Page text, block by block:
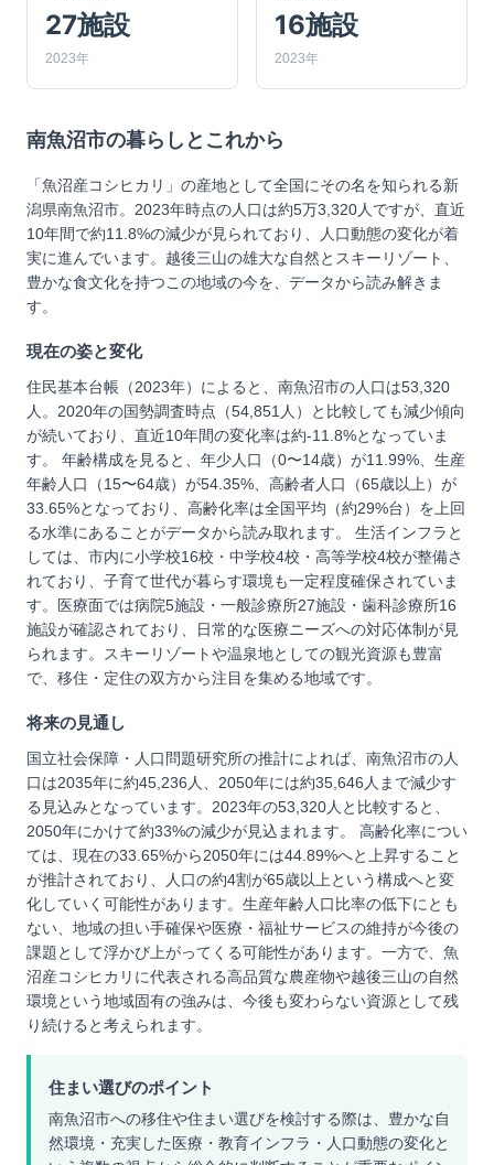
27施設
2023年
16施設
2023年
南魚沼市の暮らしとこれから
「魚沼産コシヒカリ」の産地として全国にその名を知られる新
潟県南魚沼市。2023年時点の人口は約5万3,320人ですが、直近
10年間で約11.8%の減少が見られており、人口動態の変化が着
実に進んでいます。越後三山の雄大な自然とスキーリゾート、
豊かな食文化を持つこの地域の今を、データから読み解きま
す。
現在の姿と変化
住民基本台帳（2023年）によると、南魚沼市の人口は53,320
人。2020年の国勢調査時点（54,851人）と比較しても減少傾向
が続いており、直近10年間の変化率は約-11.8%となっていま
す。 年齢構成を見ると、年少人口（0〜14歳）が11.99%、生産
年齢人口（15〜64歳）が54.35%、高齢者人口（65歳以上）が
33.65%となっており、高齢化率は全国平均（約29%台）を上回
る水準にあることがデータから読み取れます。 生活インフラと
しては、市内に小学校16校・中学校4校・高等学校4校が整備さ
れており、子育て世代が暮らす環境も一定程度確保されていま
す。医療面では病院5施設・一般診療所27施設・歯科診療所16
施設が確認されており、日常的な医療ニーズへの対応体制が見
られます。スキーリゾートや温泉地としての観光資源も豊富
で、移住・定住の双方から注目を集める地域です。
将来の見通し
国立社会保障・人口問題研究所の推計によれば、南魚沼市の人
口は2035年に約45,236人、2050年には約35,646人まで減少す
る見込みとなっています。2023年の53,320人と比較すると、
2050年にかけて約33%の減少が見込まれます。 高齢化率につい
ては、現在の33.65%から2050年には44.89%へと上昇すること
が推計されており、人口の約4割が65歳以上という構成へと変
化していく可能性があります。生産年齢人口比率の低下にとも
ない、地域の担い手確保や医療・福祉サービスの維持が今後の
課題として浮かび上がってくる可能性があります。一方で、魚
沼産コシヒカリに代表される高品質な農産物や越後三山の自然
環境という地域固有の強みは、今後も変わらない資源として残
り続けると考えられます。
住まい選びのポイント
南魚沼市への移住や住まい選びを検討する際は、豊かな自
然環境・充実した医療・教育インフラ・人口動態の変化と